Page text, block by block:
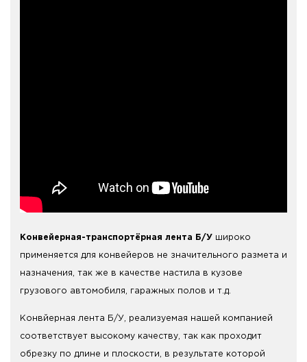
Конвейерная-транспортёрная лента Б/У широко
применяется для конвейеров не значительного размета и
назначения, так же в качестве настила в кузове
грузового автомобиля, гаражных полов и т.д.
Конвйерная лента Б/У, реализуемая нашей компанией
соответствует высокому качеству, так как проходит
обрезку по длине и плоскости, в результате которой